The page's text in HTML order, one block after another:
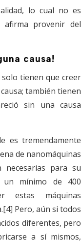
lo cual no es
afirma provenir del
causa!
tienen que creer
también tienen
sin una causa
es tremendamente
de nanomáquinas
necesarias para su
un mínimo de 400
estas máquinas
Pero, aún si todos
diferentes, pero
a sí mismos,